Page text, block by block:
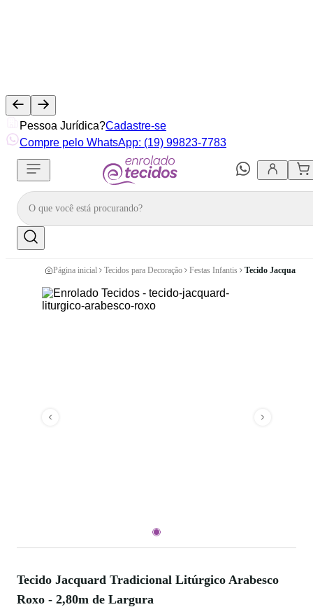
Pessoa Jurídica?Cadastre-se
Compre pelo WhatsApp: (19) 99823-7783
Página inicial Tecidos para Decoração Festas Infantis Tecido Jacquard
Tecido Jacquard Tradicional Litúrgico Arabesco
Roxo - 2,80m de Largura